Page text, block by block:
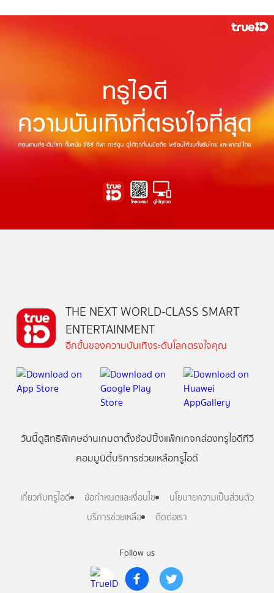
Follow us
THE NEXT WORLD-CLASS SMART
ENTERTAINMENT
อีกขั้นของความบันเทิงระดับโลกตรงใจคุณ
วันนี้ดูสิทธิพิเศษอ่านเกมตาตั้งช้อปปิ้งแพ็กเกจกล่องทรูไอดีทีวี
คอมมูนิตี้บริการช่วยเหลือทรูไอดี
เกี่ยวกับทรูไอดี ข้อกำหนดและเงื่อนไข
นโยบายความเป็นส่วนตัว
บริการช่วยเหลือ
ติดต่อเรา